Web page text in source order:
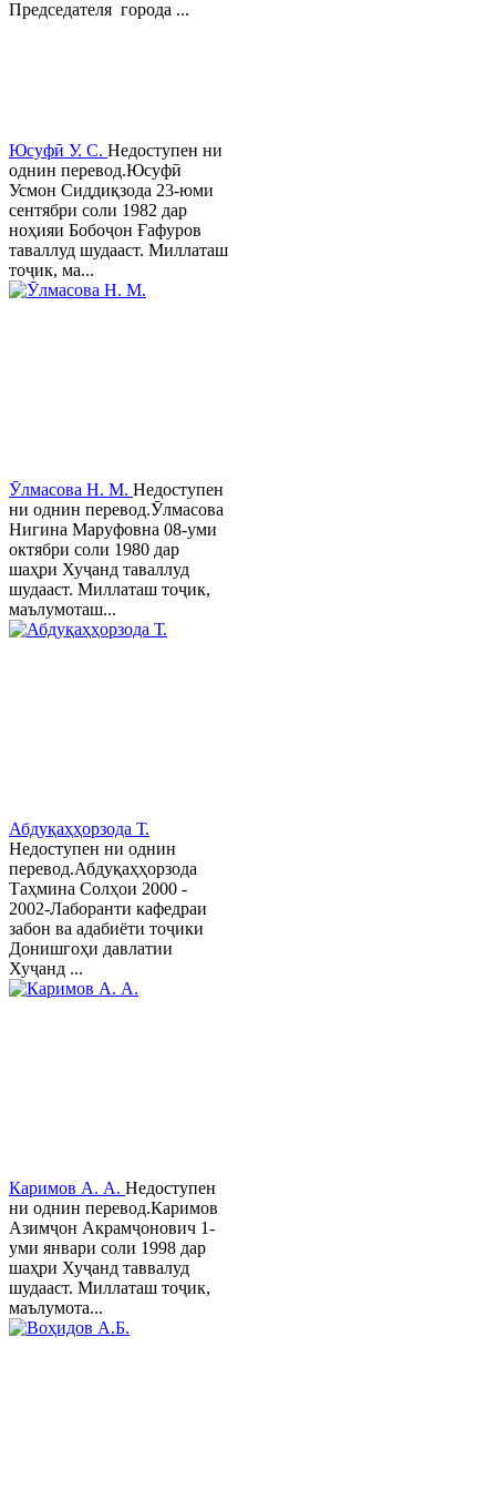
Председателя города ...
Юсуфӣ У. C. Недоступен ни
однин перевод.Юсуфӣ
Усмон Сиддиқзода 23-юми
сентябри соли 1982 дар
ноҳияи Бобоҷон Ғафуров
таваллуд шудааст. Миллаташ
тоҷик, ма...
Ӯлмасова Н. М. Недоступен
ни однин перевод.Ӯлмасова
Нигина Маруфовна 08-уми
октябри соли 1980 дар
шаҳри Хуҷанд таваллуд
шудааст. Миллаташ тоҷик,
маълумоташ...
Абдуқаҳҳорзода Т.
Недоступен ни однин
перевод.Абдуқаҳҳорзода
Таҳмина Солҳои 2000 -
2002-Лаборанти кафедраи
забон ва адабиёти тоҷики
Донишгоҳи давлатии
Хуҷанд ...
Каримов А. А. Недоступен
ни однин перевод.Каримов
Азимҷон Акрамҷонович 1-
уми январи соли 1998 дар
шаҳри Хуҷанд таввалуд
шудааст. Миллаташ тоҷик,
маълумота...